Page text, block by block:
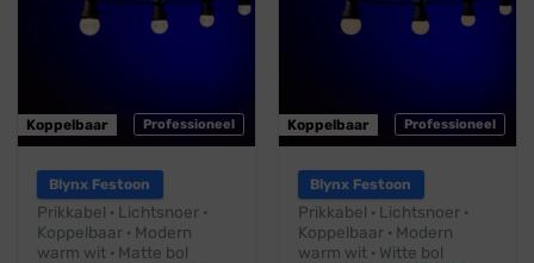
Professioneel
Koppelbaar
Blynx Festoon
Prikkabel · Lichtsnoer ·
Koppelbaar · Modern
warm wit · Matte bol
Professioneel
Koppelbaar
Blynx Festoon
Prikkabel · Lichtsnoer ·
Koppelbaar · Modern
warm wit · Witte bol